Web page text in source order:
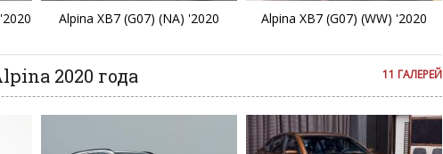
Alpina XB7 (G07) (NA) '2020 Alpina XB7 (G07) (WW) '2020
11 ГАЛЕРЕЙ
2020 года